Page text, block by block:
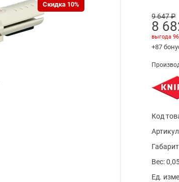
Скидка 10%
9 647 ₽
8
выгода
+87
Код
Вес:
Ед.